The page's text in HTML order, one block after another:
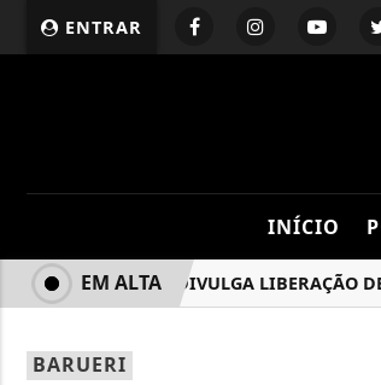
ENTRAR
INÍCIO
SEMURB DIVULGA LIBERAÇÃO DE
EM ALTA
BARUERI